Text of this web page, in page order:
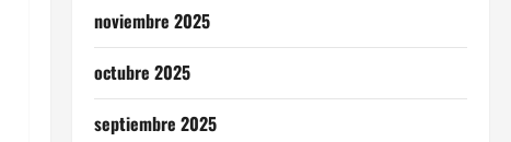
noviembre 2025
octubre 2025
septiembre 2025